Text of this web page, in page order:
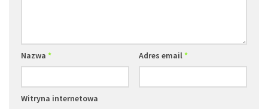
Nazwa * Adres email*
Witryna internetowa